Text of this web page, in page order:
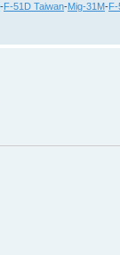
-F-51D Taiwan-Mig-31M-